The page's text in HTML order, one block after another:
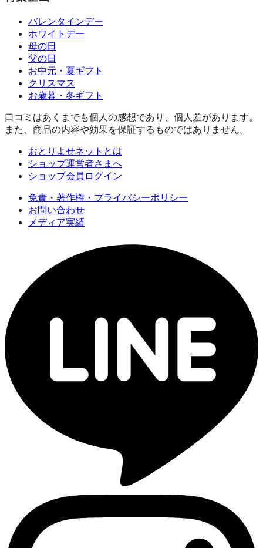
バレンタインデー
ホワイトデー
母の日
父の日
お中元・夏ギフト
クリスマス
お歳暮・冬ギフト
口コミはあくまでも個人の感想であり、個人差があります。
また、商品の内容や効果を保証するものではありません。
おとりよせネットとは
ショップ運営者さまへ
ショップ会員ログイン
免責・著作権・プライバシーポリシー
お問い合わせ
メディア実績